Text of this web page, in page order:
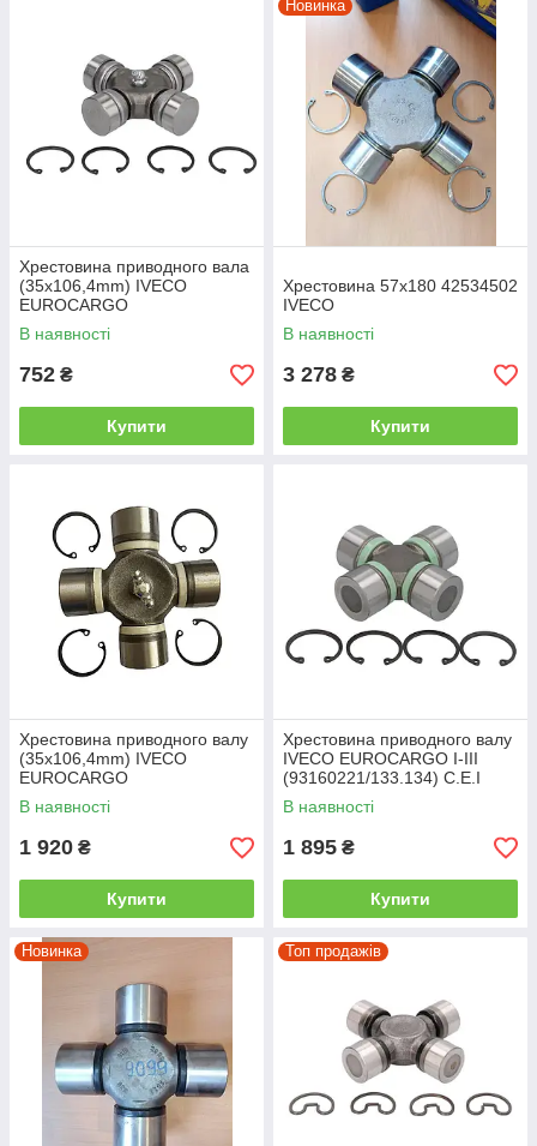
Хрестовина приводного вала
(35x106,4mm) IVECO
EUROCARGO
В наявності
752 ₴
Купити
Новинка
Хрестовина 57x180 42534502
IVECO
В наявності
3 278 ₴
Купити
Хрестовина приводного валу
(35x106,4mm) IVECO
EUROCARGO
(93160225/133.086) C.E.I
В наявності
1 920 ₴
Купити
Хрестовина приводного валу
IVECO EUROCARGO I-III
(93160221/133.134) C.E.I
В наявності
1 895 ₴
Купити
Новинка Топ продажів